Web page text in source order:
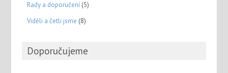
Rady a doporučení(5)
Viděli a četli jsme (8)
Doporučujeme